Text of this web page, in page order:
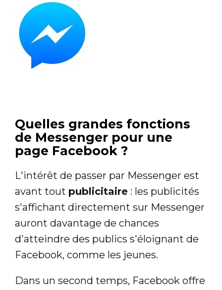
Quelles grandes fonctions
de Messenger pour une
page Facebook ?
L'intérêt de passer par Messenger est
avant tout publicitaire : les publicités
s'affichant directement sur Messenger
auront davantage de chances
d'atteindre des publics s'éloignant de
Facebook, comme les jeunes.
Dans un second temps, Facebook offre